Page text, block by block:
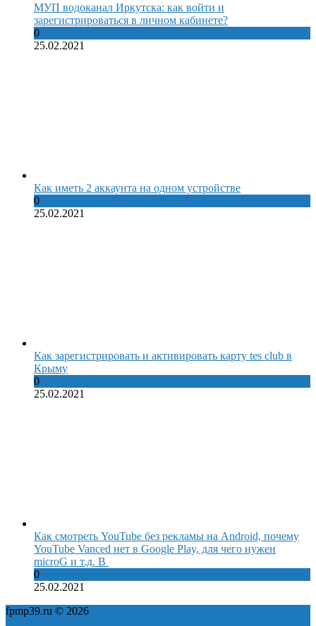
МУП водоканал Иркутска: как войти и
зарегистрироваться в личном кабинете?
0
25.02.2021
Как иметь 2 аккаунта на одном устройстве
0
25.02.2021
Как зарегистрировать и активировать карту tes club в
Крыму
0
25.02.2021
Как смотреть YouTube без рекламы на Android, почему
YouTube Vanced нет в Google Play, для чего нужен
microG и т.д. В
0
25.02.2021
fpmp39.ru © 2026